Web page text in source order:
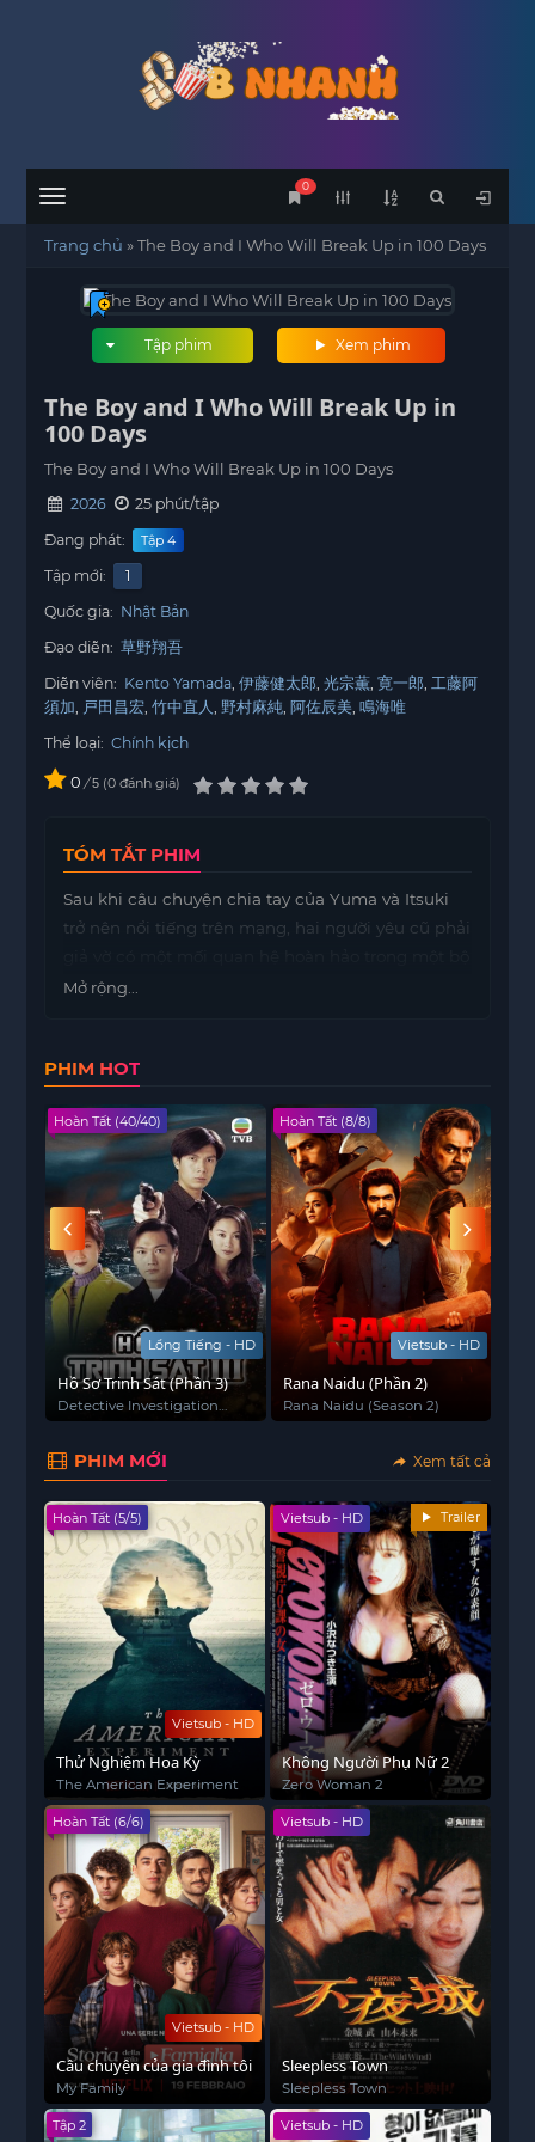
Menu
0
Trang chủ »The Boy and I Who Will Break Up in 100 Days
Xem phim
Tập phim
The Boy and I Who Will Break Up in
100 Days
The Boy and I Who Will Break Up in 100 Days
2026
25 phút/tập
Đang phát:
Tập 4
Tập mới:
1
Quốc gia: Nhật Bản
Đạo diễn: 草野翔吾
Diễn viên: Kento Yamada 伊藤健太郎 光宗薫 寛一郎 工藤阿
須加 戸田昌宏 竹中直人 野村麻純 阿佐辰美 鳴海唯
Thể loại: Chính kịch
0 / 5 0 đánh giá
TÓM TẮT PHIM
Sau khi câu chuyện chia tay của Yuma và Itsuki
trở nên nổi tiếng trên mạng, hai người yêu cũ phải
phim tài liệu kéo dài 100 ngày, đồng thời che giấu
Mở rộng...
PHIM HOT
Lồng Tiếng - HD
Hoàn Tất (40/40)
Hồ Sơ Trinh Sát (Phần 3)
Detective Investigation
Vietsub - HD
Hoàn Tất (8/8)
Rana Naidu (Phần 2)
Rana Naidu (Season 2)
PHIM MỚI Xem tất cả
Vietsub - HD
Hoàn Tất (5/5)
Thử Nghiệm Hoa Kỳ
The American Experiment
Vietsub - HD Trailer
Không Người Phụ Nữ 2
Zero Woman 2
Vietsub - HD
Hoàn Tất (6/6)
Câu chuyện của gia đình tôi
My Family
Vietsub - HD
Sleepless Town
Sleepless Town
Tập 2 Vietsub - HD